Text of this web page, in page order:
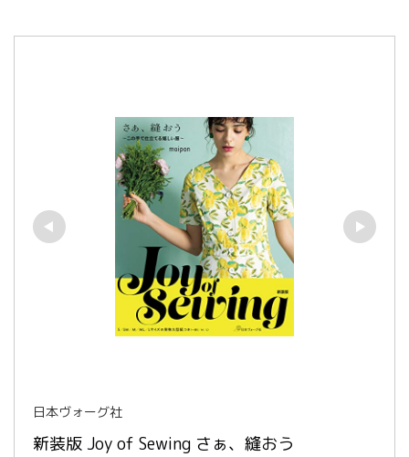
日本ヴォーグ社
新装版 Joy of Sewing さぁ、縫おう